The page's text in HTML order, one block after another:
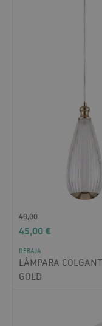
49,00
45,00€
REBAJA
LÁMPARA
GOLD